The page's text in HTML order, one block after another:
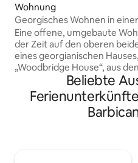
Wohnung
Georgisches Wohnen in
im Herzen von Clerkenwell
Eine offene, umgebaute
der Zeit auf den oberen
eines georgianischen Hauses,
„Woodbridge House“, aus
sie aus einem sehr
Hauptschlafzimmer mit
und einem Super-Kingsize-Bett.
Beliebte